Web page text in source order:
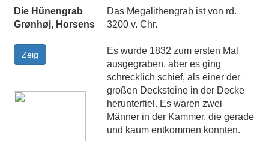
Die Hünengrab
Grønhøj, Horsens
Das Megalithengrab ist von rd.
3200 v. Chr.
Es wurde 1832 zum ersten Mal
ausgegraben, aber es ging
schrecklich schief, als einer der
großen Decksteine in der Decke
herunterfiel. Es waren zwei
Männer in der Kammer, die gerade
und kaum entkommen konnten.